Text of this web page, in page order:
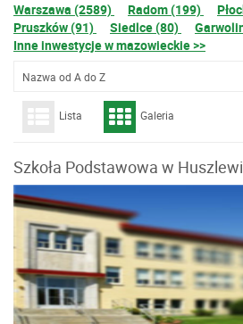
Warszawa (2589) Radom (199)
Pruszków (91)
Siedlce (80)
Inne inwestycje w mazowieckie >>
Nazwa od A do Z
Lista Galeria
Szkoła Podstawowa w